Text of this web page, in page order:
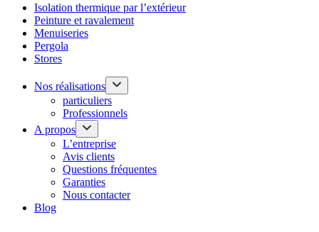
Isolation thermique par l’extérieur
Peinture et ravalement
Menuiseries
Pergola
Stores
Nos réalisations
particuliers
Professionnels
A propos
L’entreprise
Avis clients
Questions fréquentes
Garanties
Nous contacter
Blog